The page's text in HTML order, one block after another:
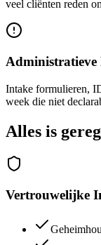
veel cliënten reden
Administratieve
Intake formulieren,
week die niet
Alles is
Vertrouwelijke